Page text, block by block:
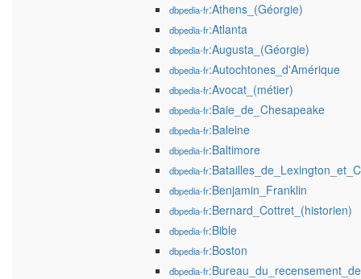
dbpedia-fr:Athens_(Géorgie)
dbpedia-fr:Atlanta
dbpedia-fr:Augusta_(Géorgie)
dbpedia-fr:Autochtones_d'Amérique
dbpedia-fr:Avocat_(métier)
dbpedia-fr:Baie_de_Chesapeake
dbpedia-fr:Baleine
dbpedia-fr:Baltimore
dbpedia-fr
dbpedia-fr:Benjamin_Franklin
dbpedia-fr:Bernard_Cottret_(historien)
dbpedia-fr:Bible
dbpedia-fr:Boston
dbpedia-fr